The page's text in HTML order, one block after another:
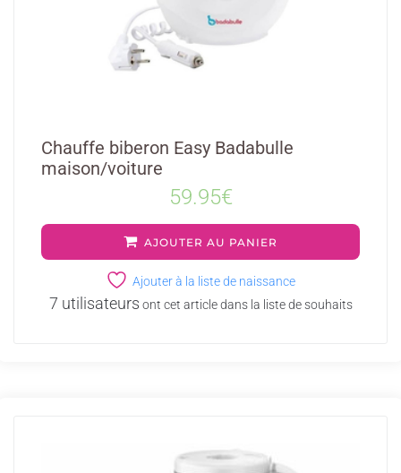
Chauffe biberon Easy Badabulle
maison/voiture
59.95€
AJOUTER AU PANIER
Ajouter à la liste de naissance
7 utilisateurs ont cet article dans la liste de souhaits